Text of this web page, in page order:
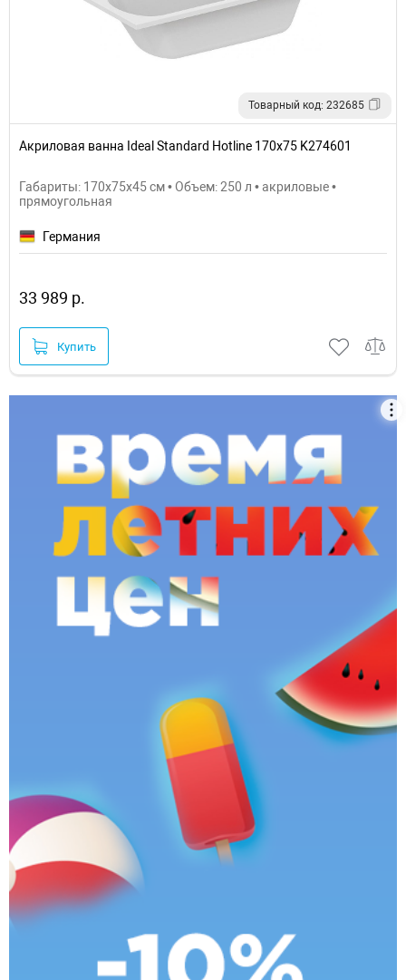
Товарный код: 232685
Акриловая ванна Ideal Standard Hotline 170х75 K274601
Габариты: 170x75x45 см • Объем: 250 л • акриловые •
прямоугольная
Германия
33 989 р.
Купить